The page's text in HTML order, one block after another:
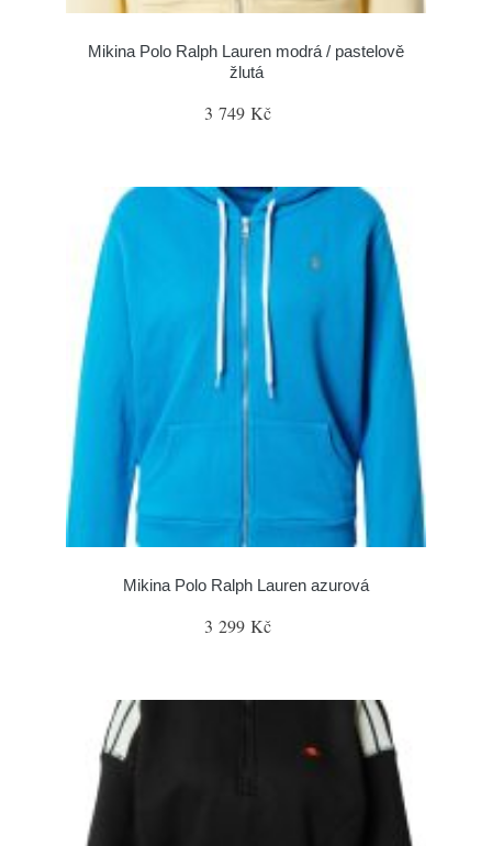
Mikina Polo Ralph Lauren modrá / pastelově
žlutá
3 749 Kč
Mikina Polo Ralph Lauren azurová
3 299 Kč